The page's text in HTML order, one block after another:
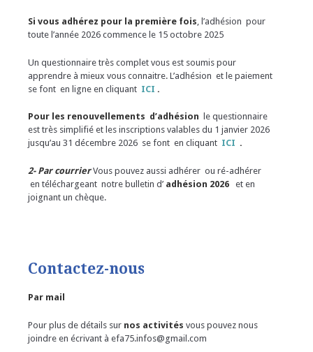
Si vous adhérez pour la première fois , l’adhésion pour
toute l’année 2026 commence le 15 octobre 2025
Un questionnaire très complet vous est soumis pour
apprendre à mieux vous connaitre. L’adhésion et le paiement
se font en ligne en cliquant ICI .
Pour les renouvellements d’adhésion
le questionnaire
est très simplifié et les inscriptions valables du 1 janvier 2026
jusqu’au 31 décembre 2026 se font en cliquant ICI .
2- Par courrierVous pouvez aussi adhérer ou ré-adhérer
en téléchargeant notre bulletin d’ adhésion 2026 et en
joignant un chèque.
Contactez-nous
Par mail
Pour plus de détails sur nos activités vous pouvez nous
joindre en écrivant à efa75.infos@gmail.com